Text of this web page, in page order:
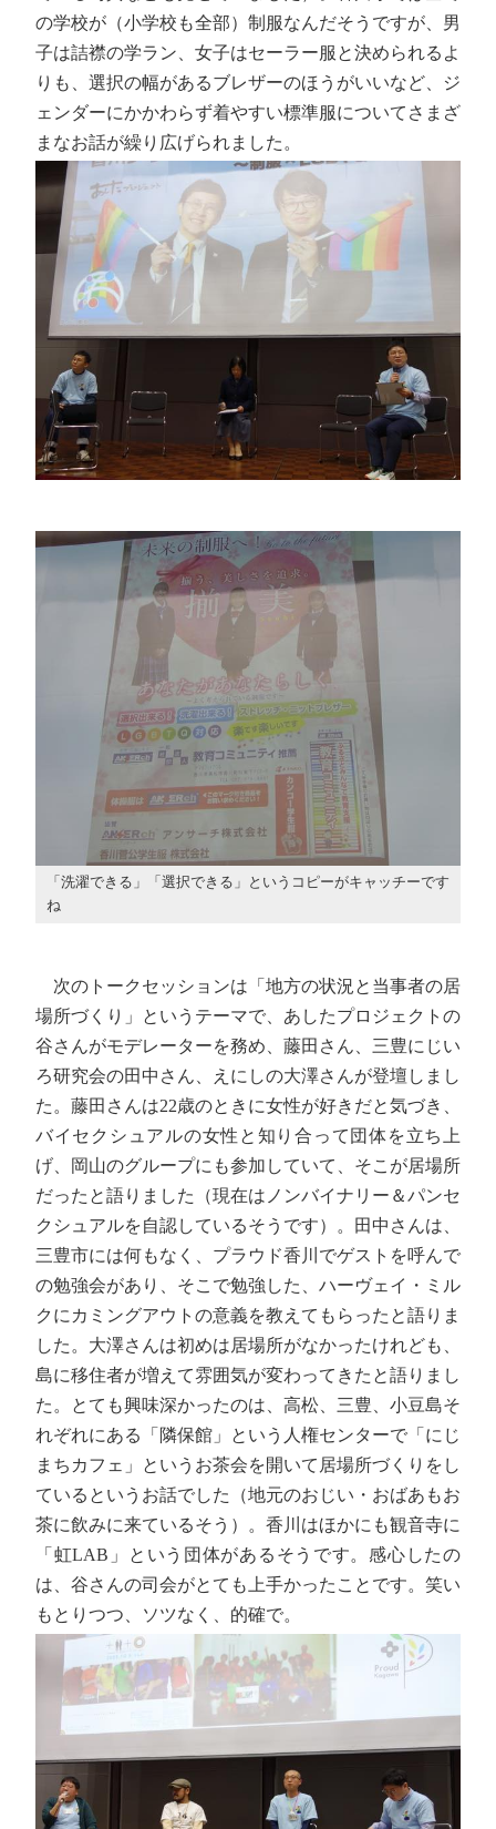
の学校が（小学校も全部）制服なんだそうですが、男
子は詰襟の学ラン、女子はセーラー服と決められるよ
りも、選択の幅があるブレザーのほうがいいなど、ジ
ェンダーにかかわらず着やすい標準服についてさまざ
まなお話が繰り広げられました。
「洗濯できる」「選択できる」というコピーがキャッチーです
ね
次のトークセッションは「地方の状況と当事者の居
場所づくり」というテーマで、あしたプロジェクトの
谷さんがモデレーターを務め、藤田さん、三豊にじい
ろ研究会の田中さん、えにしの大澤さんが登壇しまし
た。藤田さんは22歳のときに女性が好きだと気づき、
バイセクシュアルの女性と知り合って団体を立ち上
げ、岡山のグループにも参加していて、そこが居場所
だったと語りました（現在はノンバイナリー＆パンセ
クシュアルを自認しているそうです）。田中さんは、
三豊市には何もなく、プラウド香川でゲストを呼んで
の勉強会があり、そこで勉強した、ハーヴェイ・ミル
クにカミングアウトの意義を教えてもらったと語りま
した。大澤さんは初めは居場所がなかったけれども、
島に移住者が増えて雰囲気が変わってきたと語りまし
た。とても興味深かったのは、高松、三豊、小豆島そ
れぞれにある「隣保館」という人権センターで「にじ
まちカフェ」というお茶会を開いて居場所づくりをし
ているというお話でした（地元のおじい・おばあもお
茶に飲みに来ているそう）。香川はほかにも観音寺に
「虹LAB」という団体があるそうです。感心したの
は、谷さんの司会がとても上手かったことです。笑い
もとりつつ、ソツなく、的確で。